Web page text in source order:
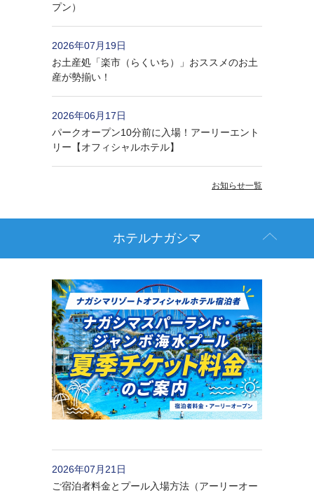
プン）
2026年07月19日
お土産処「楽市（らくいち）」おススメのお土
産が勢揃い！
2026年06月17日
パークオープン10分前に入場！アーリーエント
リー【オフィシャルホテル】
お知らせ一覧
ホテルナガシマ
2026年07月21日
ご宿泊者料金とプール入場方法（アーリーオー